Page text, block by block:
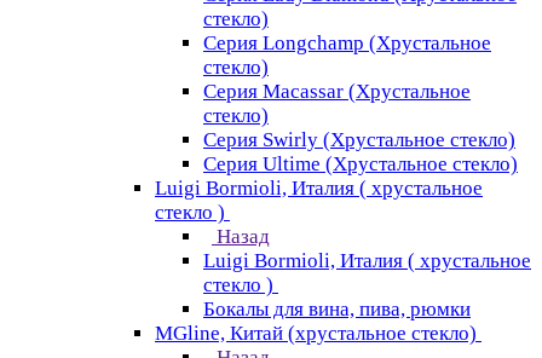
стекло)
Серия Longchamp (Хрустальное
стекло)
Серия Macassar (Хрустальное
стекло)
Серия Swirly (Хрустальное стекло)
Серия Ultime (Хрустальное стекло)
Luigi Bormioli, Италия ( хрустальное
стекло )
Назад
Luigi Bormioli, Италия ( хрустальное
стекло )
Бокалы для вина, пива, рюмки
MGline, Китай (хрустальное стекло)